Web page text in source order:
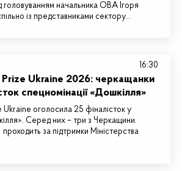
головуванням начальника ОВА Ігоря
із представниками сектору…
Ukraine 2026: черкащанки
спецномінації «Дошкілля»
оголосила 25 фіналісток у
Серед них – три з Черкащини.
за підтримки Міністерства
16:30